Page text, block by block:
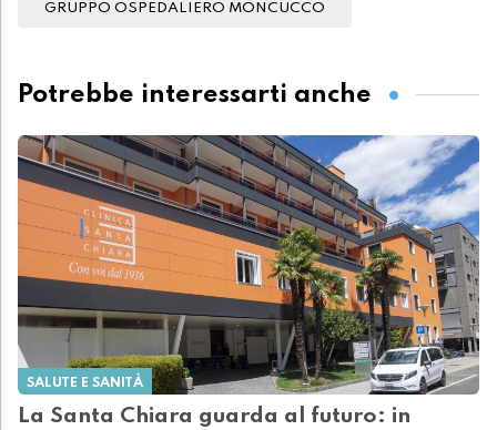
GRUPPO OSPEDALIERO MONCUCCO
Potrebbe interessarti anche
SALUTE E SANITÀ
La Santa Chiara guarda al futuro: in